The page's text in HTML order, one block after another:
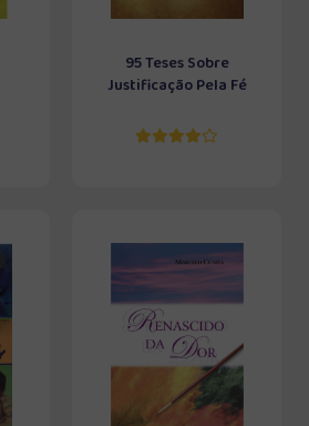
95 Teses Sobre
Justificação Pela Fé